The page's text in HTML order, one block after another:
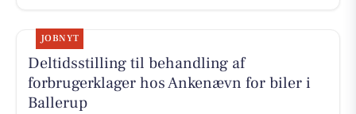
JOBNYT
Deltidsstilling til behandling af
forbrugerklager hos Ankenævn for biler i
Ballerup